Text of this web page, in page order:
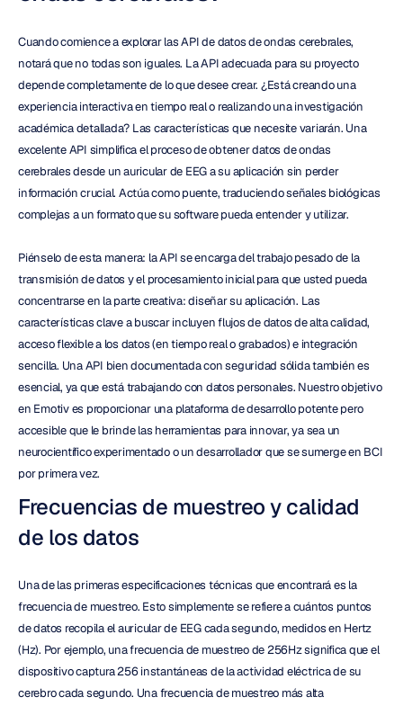
Cuando comience a explorar las API de datos de ondas cerebrales,
notará que no todas son iguales. La API adecuada para su proyecto
depende completamente de lo que desee crear. ¿Está creando una
experiencia interactiva en tiempo real o realizando una investigación
académica detallada? Las características que necesite variarán. Una
excelente API simplifica el proceso de obtener datos de ondas
cerebrales desde un auricular de EEG a su aplicación sin perder
información crucial. Actúa como puente, traduciendo señales biológicas
complejas a un formato que su software pueda entender y utilizar.
Piénselo de esta manera: la API se encarga del trabajo pesado de la
transmisión de datos y el procesamiento inicial para que usted pueda
concentrarse en la parte creativa: diseñar su aplicación. Las
características clave a buscar incluyen flujos de datos de alta calidad,
acceso flexible a los datos (en tiempo real o grabados) e integración
sencilla. Una API bien documentada con seguridad sólida también es
esencial, ya que está trabajando con datos personales. Nuestro objetivo
en Emotiv es proporcionar una plataforma de desarrollo potente pero
accesible que le brinde las herramientas para innovar, ya sea un
neurocientífico experimentado o un desarrollador que se sumerge en BCI
por primera vez.
Frecuencias de muestreo y calidad
de los datos
Una de las primeras especificaciones técnicas que encontrará es la
frecuencia de muestreo. Esto simplemente se refiere a cuántos puntos
de datos recopila el auricular de EEG cada segundo, medidos en Hertz
(Hz). Por ejemplo, una frecuencia de muestreo de 256Hz significa que el
dispositivo captura 256 instantáneas de la actividad eléctrica de su
cerebro cada segundo. Una frecuencia de muestreo más alta